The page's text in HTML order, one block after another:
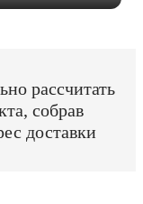
рассчитать
собрав
доставки